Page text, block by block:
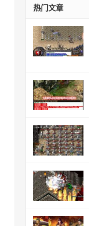
热门文章